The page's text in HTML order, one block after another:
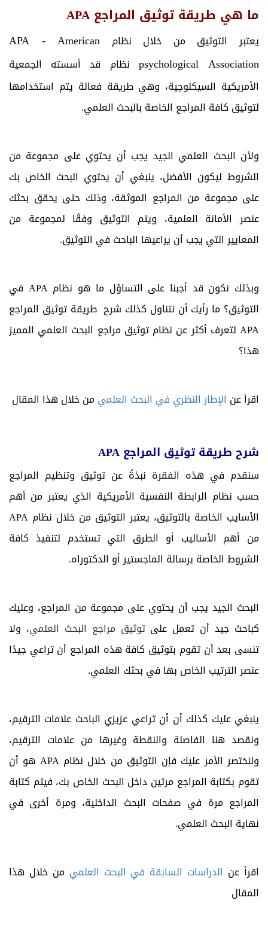
ما هي طريقة توثيق المراجع APA
يعتبر التوثيق من خلال نظام APA - American
psychological Association نظام قد أسسته الجمعية
الأمريكية السيكلوجية، وهي طريقة فعالة يتم استخدامها
لتوثيق كافة المراجع الخاصة بالبحث العلمي.
ولأن البحث العلمي الجيد يجب أن يحتوي على مجموعة من
الشروط ليكون الأفضل، ينبغي أن يحتوي البحث الخاص بك
على مجموعة من المراجع الموثقة، وذلك حتى يحقق بحثك
عنصر الأمانة العلمية، ويتم التوثيق وفقًا لمجموعة من
المعايير التي يجب أن يراعيها الباحث في التوثيق.
وبذلك نكون قد أجبنا على التساؤل ما هو نظام APA في
التوثيق؟ ما رأيك أن نتناول كذلك شرح طريقة توثيق المراجع
APA لتعرف أكثر عن نظام توثيق مراجع البحث العلمي
المميز
هذا؟
اقرأ عن الإطار النظري في البحث العلميمن خلال هذا المقال
شرح طريقة توثيق المراجع APA
سنقدم في هذه الفقرة نبذةً عن توثيق وتنظيم المراجع
حسب نظام الرابطة النفسية الأمريكية الذي يعتبر من أهم
الأسايب الخاصة بالتوثيق، يعتبر التوثيق من خلال نظام APA
من أهم الأساليب أو الطرق التي تستخدم لتنفيذ كافة
الشروط الخاصة برسالة الماجستير أو الدكتوراه.
البحث الجيد يجب أن يحتوي على مجموعة من المراجع، وعليك
كباحث جيد أن تعمل علىتوثيق مراجع البحث العلمي، ولا
تنسى بعد أن تقوم بتوثيق كافة هذه المراجع أن تراعي جيدًا
عنصر الترتيب الخاص بها في بحثك العلمي.
ينبغي عليك كذلك أن أن تراعي عزيزي الباحث علامات الترقيم،
ونقصد هنا الفاصلة والنقطة وغيرها من علامات الترقيم،
ولنختصر الأمر عليك فإن التوثيق من خلال نظام APA هو أن
تقوم بكتابة المراجع مرتين داخل البحث الخاص بك، فيتم كتابة
المراجع مرة في صفحات البحث الداخلية، ومرة أخرى في
نهاية البحث العلمي.
اقرأ عن الدراسات السابقة في البحث العلمي من خلال هذا
المقال